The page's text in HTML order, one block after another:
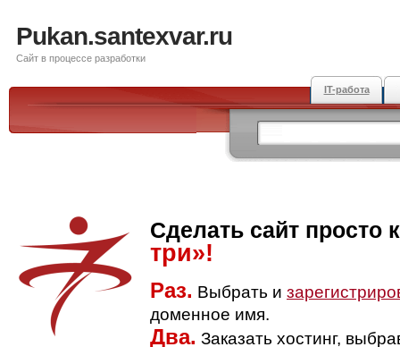
Pukan.santexvar.ru
Сайт в процессе разработки
IT-работа
Сделать сайт просто
три»!
Раз. Выбрать и
доменное имя.
Два. Заказать хостинг,